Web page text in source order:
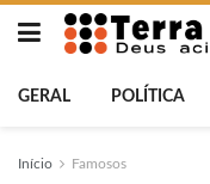
GERAL POLÍTICA
Início Famosos